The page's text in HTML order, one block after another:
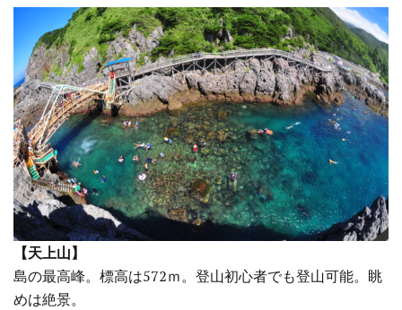
【天上山】
島の最高峰。標高は572ｍ。登山初心者でも登山可能。眺
めは絶景。